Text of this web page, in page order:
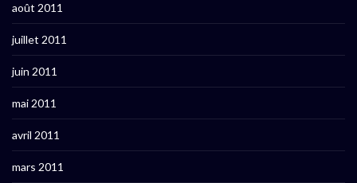
août 2011
juillet 2011
juin 2011
mai 2011
avril 2011
mars 2011